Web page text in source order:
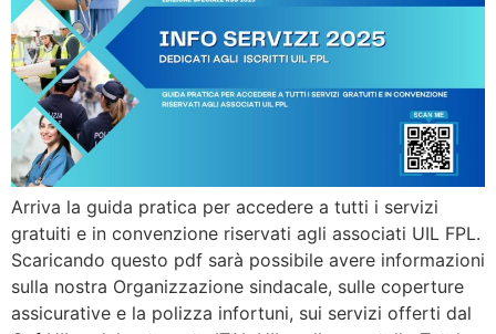
Arriva la guida pratica per accedere a tutti i servizi
gratuiti e in convenzione riservati agli associati UIL FPL.
Scaricando questo pdf sarà possibile avere informazioni
sulla nostra Organizzazione sindacale, sulle coperture
assicurative e la polizza infortuni, sui servizi offerti dal